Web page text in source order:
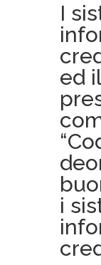
I
ed
i